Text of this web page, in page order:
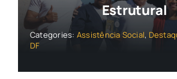
Estrutural
Categories: Assistência Social,
DF